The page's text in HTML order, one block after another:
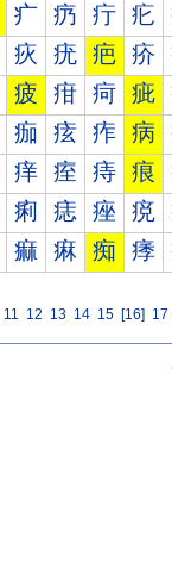
疒 疓 疔 疕
疢 疣 疤 疥
疲 疳 疴 疵
痂 痃 痄 病
痒 痓 痔 痕
痢 痣 痤 痥
痲 痳 痴 痵
11 12 13 14 15 [16] 17